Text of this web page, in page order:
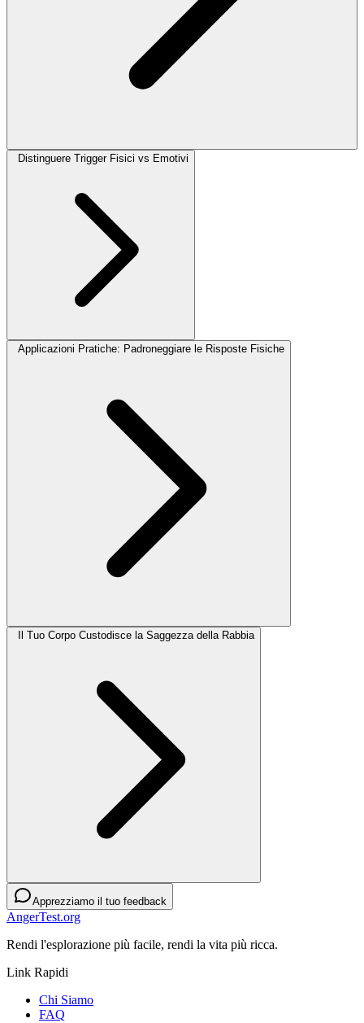
Distinguere Trigger Fisici vs Emotivi
Applicazioni Pratiche: Padroneggiare le Risposte Fisiche
Il Tuo Corpo Custodisce la Saggezza della Rabbia
Apprezziamo il tuo feedback
AngerTest.org
Rendi l'esplorazione più facile, rendi la vita più ricca.
Link Rapidi
Chi Siamo
FAQ